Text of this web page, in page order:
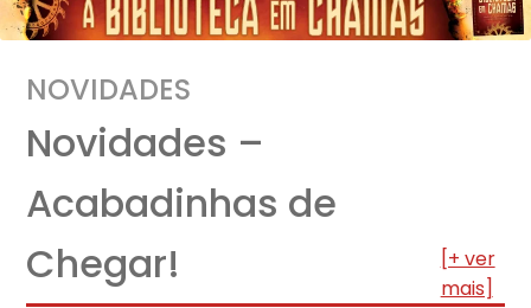
NOVIDADES
Novidades –
Acabadinhas de
Chegar!
[+ ver
mais]